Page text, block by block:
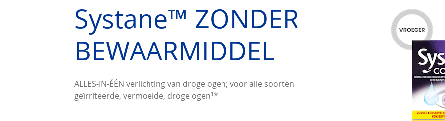
Systane™ ZONDER
BEWAARMIDDEL
ALLES-IN-ÉÉN verlichting van droge ogen; voor alle soorten
geïrriteerde, vermoeide, droge ogen1*